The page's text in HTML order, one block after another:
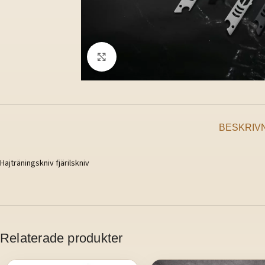
Hajträningskniv fjärilskniv
Relaterade produkter